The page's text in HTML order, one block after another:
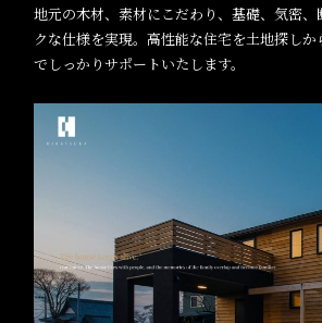
地元の木材、素材にこだわり、基礎、気密、
クな仕様を実現。高性能な住宅を土地探しか
でしっかりサポートいたします。